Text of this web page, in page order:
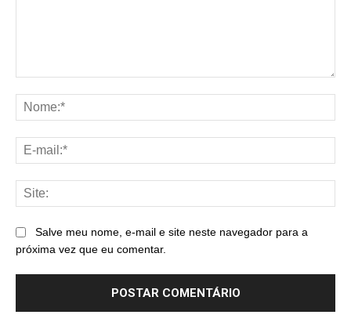
Salve meu nome, e-mail e site neste navegador para a
próxima vez que eu comentar.